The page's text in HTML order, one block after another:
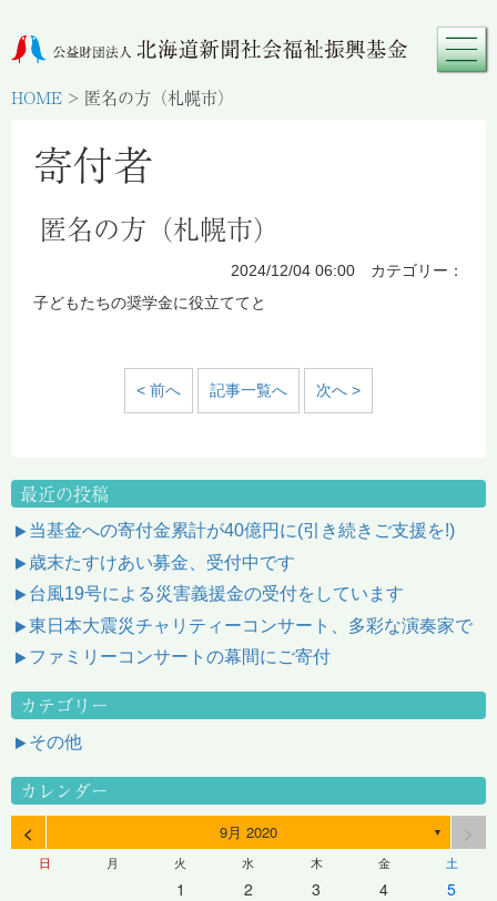
HOME > 匿名の方（札幌市）
寄付者
匿名の方（札幌市）
2024/12/04 06:00 カテゴリー：
子どもたちの奨学金に役立ててと
< 前へ 記事一覧へ 次へ >
最近の投稿
当基金への寄付金累計が40億円に(引き続きご支援を!)
歳末たすけあい募金、受付中です
台風19号による災害義援金の受付をしています
東日本大震災チャリティーコンサート、多彩な演奏家で
ファミリーコンサートの幕間にご寄付
カテゴリー
その他
カレンダー
< 9月 2020 ▼
日 月 火 水 木 金 土
1 2 3 4
5